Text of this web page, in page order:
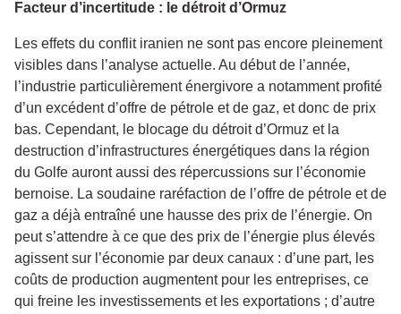
Facteur d’incertitude : le détroit d’Ormuz
Les effets du conflit iranien ne sont pas encore pleinement
visibles dans l’analyse actuelle. Au début de l’année,
l’industrie particulièrement énergivore a notamment profité
d’un excédent d’offre de pétrole et de gaz, et donc de prix
bas. Cependant, le blocage du détroit d’Ormuz et la
destruction d’infrastructures énergétiques dans la région
du Golfe auront aussi des répercussions sur l’économie
bernoise. La soudaine raréfaction de l’offre de pétrole et de
gaz a déjà entraîné une hausse des prix de l’énergie. On
peut s’attendre à ce que des prix de l’énergie plus élevés
agissent sur l’économie par deux canaux : d’une part, les
coûts de production augmentent pour les entreprises, ce
qui freine les investissements et les exportations ; d’autre